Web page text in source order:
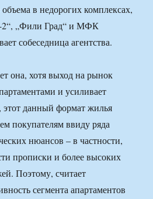
в недорогих комплексах,
2“, „Фили Град“ и МФК
собеседница агентства.
она, хотя выход на рынок
и усиливает
этот данный формат жилья
покупателям ввиду ряда
нюансов – в частности,
прописки и более высоких
Поэтому, считает
сегмента апартаментов